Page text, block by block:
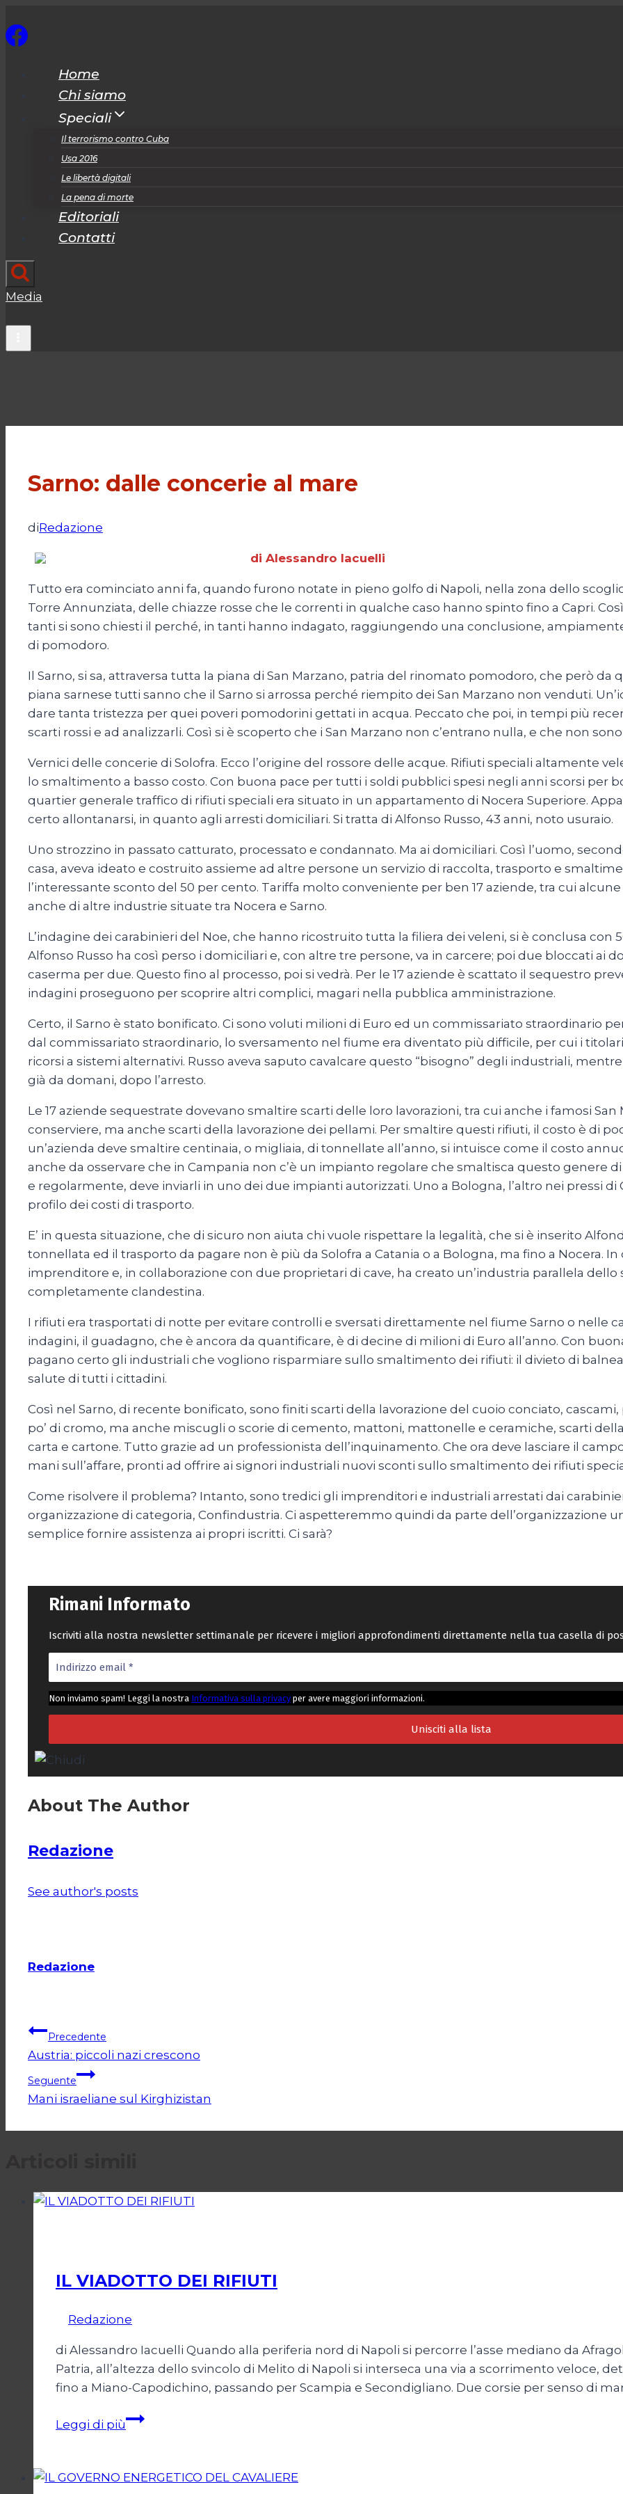
al
Home
Chi siamo
Speciali
Il terrorismo contro Cuba
Usa 2016
Le libertà digitali
La pena di morte
Editoriali
Contatti
Media
Sarno: dalle concerie al mare
diRedazione
di Alessandro Iacuelli
Tutto era cominciato anni fa, quando furono notate in pieno golfo di Napoli, nella zona dello
Torre Annunziata, delle chiazze rosse che le correnti in qualche caso hanno spinto fino a Capri.
tanti si sono chiesti il perché, in tanti hanno indagato, raggiungendo una conclusione,
di pomodoro.
Il Sarno, si sa, attraversa tutta la piana di San Marzano, patria del rinomato pomodoro, che però da
piana sarnese tutti sanno che il Sarno si arrossa perché riempito dei San Marzano non venduti.
dare tanta tristezza per quei poveri pomodorini gettati in acqua. Peccato che poi, in tempi più
scarti rossi e ad analizzarli. Così si è scoperto che i San Marzano non c’entrano nulla, e che non
Vernici delle concerie di Solofra. Ecco l’origine del rossore delle acque. Rifiuti speciali altamente
lo smaltimento a basso costo. Con buona pace per tutti i soldi pubblici spesi negli anni scorsi per
quartier generale traffico di rifiuti speciali era situato in un appartamento di Nocera Superiore.
certo allontanarsi, in quanto agli arresti domiciliari. Si tratta di Alfonso Russo, 43 anni, noto usuraio.
Uno strozzino in passato catturato, processato e condannato. Ma ai domiciliari. Così l’uomo,
casa, aveva ideato e costruito assieme ad altre persone un servizio di raccolta, trasporto e
l’interessante sconto del 50 per cento. Tariffa molto conveniente per ben 17 aziende, tra cui
anche di altre industrie situate tra Nocera e Sarno.
L’indagine dei carabinieri del Noe, che hanno ricostruito tutta la filiera dei veleni, si è conclusa con
Alfonso Russo ha così perso i domiciliari e, con altre tre persone, va in carcere; poi due bloccati ai
caserma per due. Questo fino al processo, poi si vedrà. Per le 17 aziende è scattato il sequestro
indagini proseguono per scoprire altri complici, magari nella pubblica amministrazione.
Certo, il Sarno è stato bonificato. Ci sono voluti milioni di Euro ed un commissariato straordinario
dal commissariato straordinario, lo sversamento nel fiume era diventato più difficile, per cui i
ricorsi a sistemi alternativi. Russo aveva saputo cavalcare questo “bisogno” degli industriali,
già da domani, dopo l’arresto.
Le 17 aziende sequestrate dovevano smaltire scarti delle loro lavorazioni, tra cui anche i famosi
conserviere, ma anche scarti della lavorazione dei pellami. Per smaltire questi rifiuti, il costo è di
un’azienda deve smaltire centinaia, o migliaia, di tonnellate all’anno, si intuisce come il costo
anche da osservare che in Campania non c’è un impianto regolare che smaltisca questo genere
e regolarmente, deve inviarli in uno dei due impianti autorizzati. Uno a Bologna, l’altro nei pressi
profilo dei costi di trasporto.
E’ in questa situazione, che di sicuro non aiuta chi vuole rispettare la legalità, che si è inserito
tonnellata ed il trasporto da pagare non è più da Solofra a Catania o a Bologna, ma fino a Nocera.
imprenditore e, in collaborazione con due proprietari di cave, ha creato un’industria parallela
completamente clandestina.
I rifiuti era trasportati di notte per evitare controlli e sversati direttamente nel fiume Sarno o nelle
indagini, il guadagno, che è ancora da quantificare, è di decine di milioni di Euro all’anno. Con
pagano certo gli industriali che vogliono risparmiare sullo smaltimento dei rifiuti: il divieto di
salute di tutti i cittadini.
Così nel Sarno, di recente bonificato, sono finiti scarti della lavorazione del cuoio conciato,
po’ di cromo, ma anche miscugli o scorie di cemento, mattoni, mattonelle e ceramiche, scarti
carta e cartone. Tutto grazie ad un professionista dell’inquinamento. Che ora deve lasciare il
mani sull’affare, pronti ad offrire ai signori industriali nuovi sconti sullo smaltimento dei rifiuti
Come risolvere il problema? Intanto, sono tredici gli imprenditori e industriali arrestati dai
organizzazione di categoria, Confindustria. Ci aspetteremmo quindi da parte dell’organizzazione
semplice fornire assistenza ai propri iscritti. Ci sarà?
Rimani Informato
Iscriviti alla nostra newsletter settimanale per ricevere i migliori approfondimenti direttamente nella tua casella di
Non inviamo spam! Leggi la nostra Informativa sulla privacyper avere maggiori informazioni.
About The Author
Redazione
See author's posts
Redazione
Navigazione
articoli
Precedente
Austria: piccoli nazi crescono
Seguente
Mani israeliane sul Kirghizistan
IL VIADOTTO DEI RIFIUTI
Redazione
di Alessandro Iacuelli Quando alla periferia nord di Napoli si percorre l’asse mediano da
Patria, all’altezza dello svincolo di Melito di Napoli si interseca una via a scorrimento veloce,
fino a Miano-Capodichino, passando per Scampia e Secondigliano. Due corsie per senso di
Leggi di piùIL
RIFIUTI